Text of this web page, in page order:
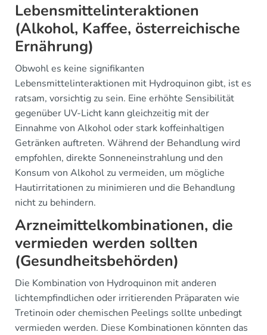
Lebensmittelinteraktionen
(Alkohol, Kaffee, österreichische
Ernährung)
Obwohl es keine signifikanten
Lebensmittelinteraktionen mit Hydroquinon gibt, ist es
ratsam, vorsichtig zu sein. Eine erhöhte Sensibilität
gegenüber UV-Licht kann gleichzeitig mit der
Einnahme von Alkohol oder stark koffeinhaltigen
Getränken auftreten. Während der Behandlung wird
empfohlen, direkte Sonneneinstrahlung und den
Konsum von Alkohol zu vermeiden, um mögliche
Hautirritationen zu minimieren und die Behandlung
nicht zu behindern.
Arzneimittelkombinationen, die
vermieden werden sollten
(Gesundheitsbehörden)
Die Kombination von Hydroquinon mit anderen
lichtempfindlichen oder irritierenden Präparaten wie
Tretinoin oder chemischen Peelings sollte unbedingt
vermieden werden. Diese Kombinationen könnten das